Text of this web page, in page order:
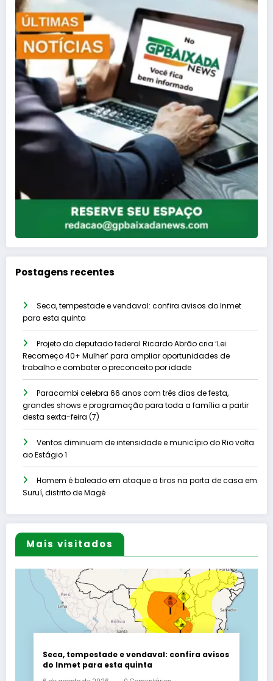
Postagens recentes
Seca, tempestade e vendaval: confira avisos do Inmet
para esta quinta
Projeto do deputado federal Ricardo Abrão cria ‘Lei
Recomeço 40+ Mulher’ para ampliar oportunidades de
trabalho e combater o preconceito por idade
Paracambi celebra 66 anos com três dias de festa,
grandes shows e programação para toda a família a partir
desta sexta-feira (7)
Ventos diminuem de intensidade e município do Rio volta
ao Estágio 1
Homem é baleado em ataque a tiros na porta de casa em
Suruí, distrito de Magé
Mais visitados
Seca, tempestade e vendaval: confira avisos
do Inmet para esta quinta